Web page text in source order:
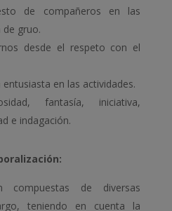
de compañeros en las
de gruo.
desde el respeto con el
en las actividades.
fantasía, iniciativa,
e indagación.
compuestas de diversas
teniendo en cuenta la